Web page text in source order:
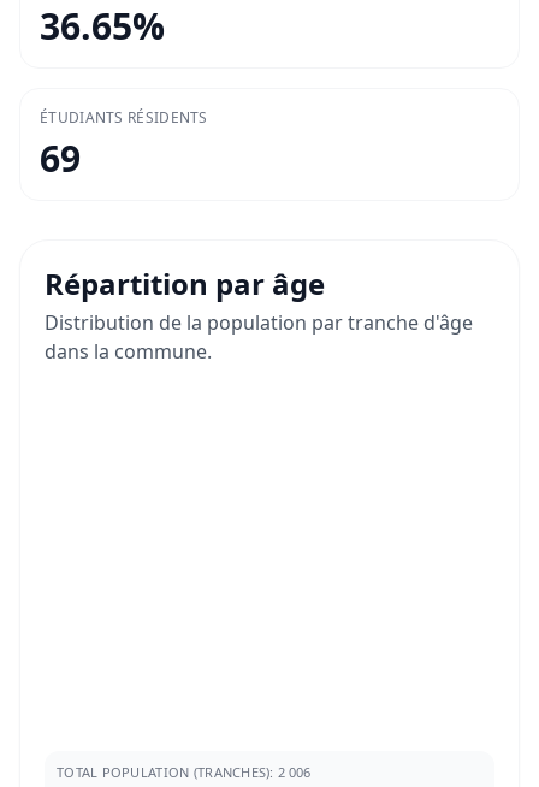
36.65%
ÉTUDIANTS RÉSIDENTS
69
Répartition par âge
Distribution de la population par tranche d'âge
dans la commune.
TOTAL POPULATION (TRANCHES): 2 006